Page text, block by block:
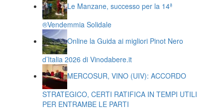
Le Manzane, successo per la 14ª
®️Vendemmia Solidale
Online la Guida ai migliori Pinot Nero
d’Italia 2026 di Vinodabere.it
MERCOSUR, VINO (UIV): ACCORDO
STRATEGICO, CERTI RATIFICA IN TEMPI UTILI
PER ENTRAMBE LE PARTI